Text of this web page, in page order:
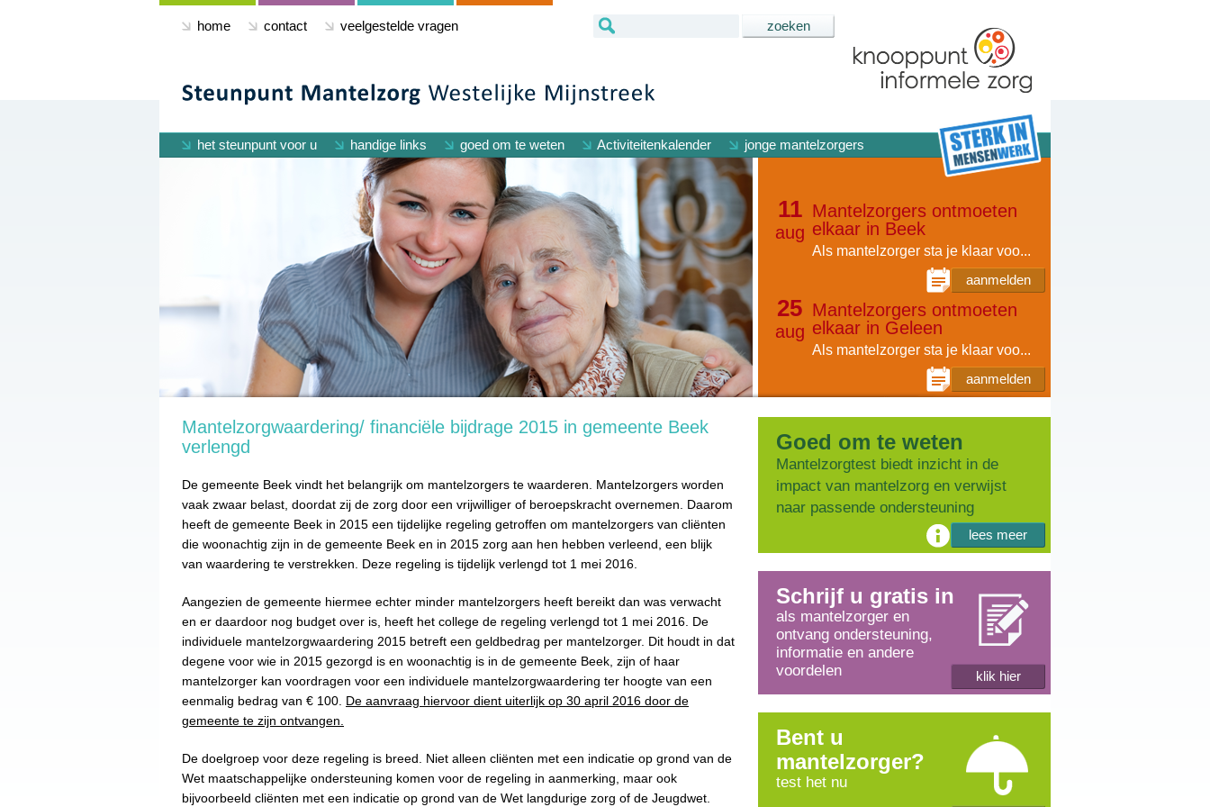
home contact veelgestelde vragen
het steunpunt voor u handige links goed om te weten Activiteitenkalender jonge mantelzorgers
11
aug
Mantelzorgers ontmoeten
elkaar in Beek
Als mantelzorger sta je klaar voo...
aanmelden
25
aug
Mantelzorgers ontmoeten
elkaar in Geleen
Als mantelzorger sta je klaar voo...
aanmelden
Mantelzorgwaardering/ financiële bijdrage 2015 in gemeente Beek
verlengd
De gemeente Beek vindt het belangrijk om mantelzorgers te waarderen. Mantelzorgers worden
vaak zwaar belast, doordat zij de zorg door een vrijwilliger of beroepskracht overnemen. Daarom
heeft de gemeente Beek in 2015 een tijdelijke regeling getroffen om mantelzorgers van cliënten
die woonachtig zijn in de gemeente Beek en in 2015 zorg aan hen hebben verleend, een blijk
van waardering te verstrekken. Deze regeling is tijdelijk verlengd tot 1 mei 2016.
Aangezien de gemeente hiermee echter minder mantelzorgers heeft bereikt dan was verwacht
en er daardoor nog budget over is, heeft het college de regeling verlengd tot 1 mei 2016. De
individuele mantelzorgwaardering 2015 betreft een geldbedrag per mantelzorger. Dit houdt in dat
degene voor wie in 2015 gezorgd is en woonachtig is in de gemeente Beek, zijn of haar
mantelzorger kan voordragen voor een individuele mantelzorgwaardering ter hoogte van een
eenmalig bedrag van € 100. De aanvraag hiervoor dient uiterlijk op 30 april 2016 door de
gemeente te zijn ontvangen.
De doelgroep voor deze regeling is breed. Niet alleen cliënten met een indicatie op grond van de
Wet maatschappelijke ondersteuning komen voor de regeling in aanmerking, maar ook
bijvoorbeeld cliënten met een indicatie op grond van de Wet langdurige zorg of de Jeugdwet.
Goed om te weten
Mantelzorgtest biedt inzicht in de
impact van mantelzorg en verwijst
naar passende ondersteuning
lees meer
Schrijf u gratis in
als mantelzorger en
ontvang ondersteuning,
informatie en andere
voordelen
klik hier
Bent u
mantelzorger?
test het nu